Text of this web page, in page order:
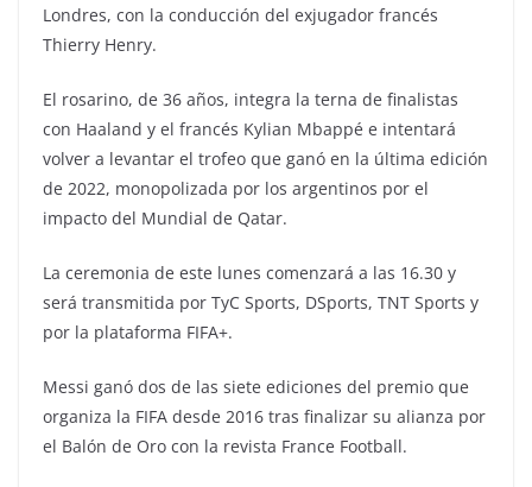
Londres, con la conducción del exjugador francés
Thierry Henry.
El rosarino, de 36 años, integra la terna de finalistas
con Haaland y el francés Kylian Mbappé e intentará
volver a levantar el trofeo que ganó en la última edición
de 2022, monopolizada por los argentinos por el
impacto del Mundial de Qatar.
La ceremonia de este lunes comenzará a las 16.30 y
será transmitida por TyC Sports, DSports, TNT Sports y
por la plataforma FIFA+.
Messi ganó dos de las siete ediciones del premio que
organiza la FIFA desde 2016 tras finalizar su alianza por
el Balón de Oro con la revista France Football.